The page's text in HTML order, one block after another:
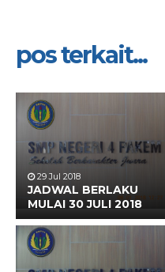
pos terkait...
29 Jul 2018
JADWAL BERLAKU
MULAI 30 JULI 2018